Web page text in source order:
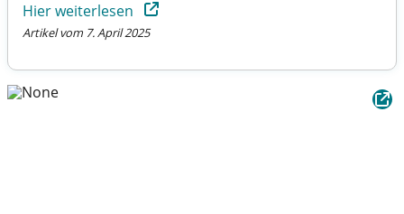
Hier weiterlesen
Artikel vom 7. April 2025